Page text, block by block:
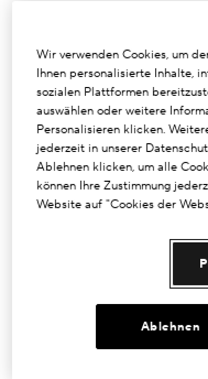
Verkaufsbedingungen
4.Preise
4,1.Alle angegebenen
Website erhältlich sind,
Mehrwertsteuer zu den
Landeswährung
werden zum Preis der
Bestellformular separat
Informationen
Lieferung auf der
Wir überprüfen
Wir verwenden Cookies, um
Ihnen personalisierte Inhalte,
sozialen Plattformen
auswählen oder weitere
Personalisieren klicken.
jederzeit in unserer
Ablehnen klicken, um alle
können Ihre Zustimmung
Website auf "Cookies der
Ablehnen